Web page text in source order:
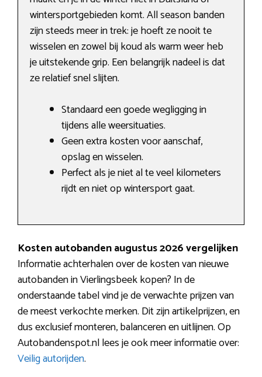
wintersportgebieden komt. All season banden
zijn steeds meer in trek: je hoeft ze nooit te
wisselen en zowel bij koud als warm weer heb
je uitstekende grip. Een belangrijk nadeel is dat
ze relatief snel slijten.
Standaard een goede wegligging in
tijdens alle weersituaties.
Geen extra kosten voor aanschaf,
opslag en wisselen.
Perfect als je niet al te veel kilometers
rijdt en niet op wintersport gaat.
Kosten autobanden augustus 2026 vergelijken
Informatie achterhalen over de kosten van nieuwe
autobanden in Vierlingsbeek kopen? In de
onderstaande tabel vind je de verwachte prijzen van
de meest verkochte merken. Dit zijn artikelprijzen, en
dus exclusief monteren, balanceren en uitlijnen. Op
Autobandenspot.nl lees je ook meer informatie over:
Veilig autorijden.